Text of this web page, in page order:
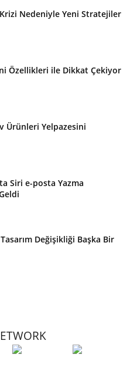
Nedeniyle Yeni Stratejiler
Özellikleri ile Dikkat Çekiyor
Ürünleri Yelpazesini
Siri e-posta Yazma
Değişikliği Başka Bir